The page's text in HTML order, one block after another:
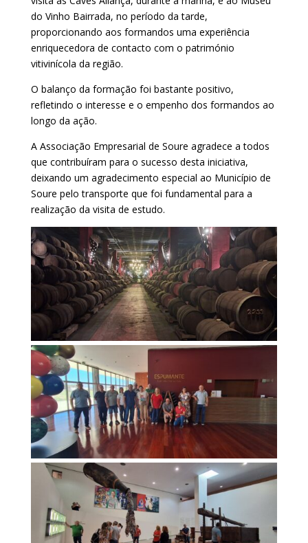
do Vinho Bairrada, no período da tarde,
proporcionando aos formandos uma experiência
enriquecedora de contacto com o património
vitivinícola da região.
O balanço da formação foi bastante positivo,
refletindo o interesse e o empenho dos formandos ao
longo da ação.
A Associação Empresarial de Soure agradece a todos
que contribuíram para o sucesso desta iniciativa,
deixando um agradecimento especial ao Município de
Soure pelo transporte que foi fundamental para a
realização da visita de estudo.